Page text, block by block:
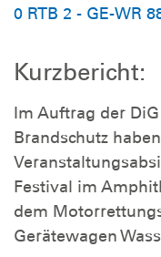
0 RTB 2 - GE-WR
Kurzbericht:
Im Auftrag der
Brandschutz
Festival im
dem
Gerätewagen